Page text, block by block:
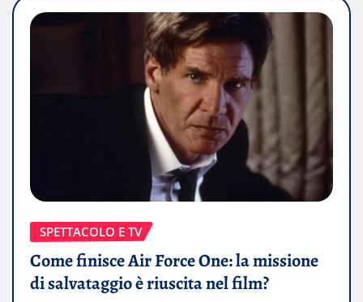
SPETTACOLO E TV
Come finisce Air Force One: la missione
di salvataggio è riuscita nel film?